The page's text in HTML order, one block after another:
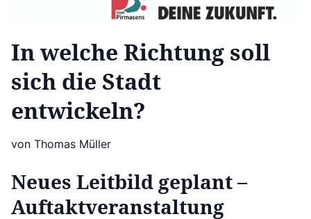
In welche Richtung soll
sich die Stadt
entwickeln?
von Thomas Müller
Neues Leitbild geplant –
Auftaktveranstaltung